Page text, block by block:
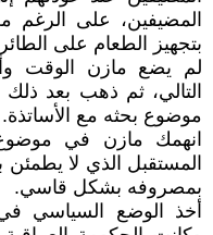
المضيفين، على الرغم
بتجهيز الطعام على
لم يضع مازن الوقت
التالي، ثم ذهب بعد
موضوع بحثه مع الأساتذة.
انهمك مازن في
المستقبل الذي لا يطمئن
بمصروفه بشكل قاسي.
أخذ الوضع السياسي في